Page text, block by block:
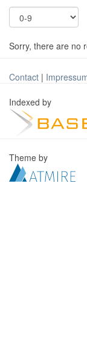
Sorry, there are no
Contact |
Indexed by
Theme by